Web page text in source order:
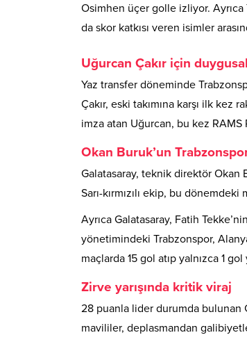
Osimhen üçer golle izliyor.
da skor katkısı veren isimler
Uğurcan Çakır için
Yaz transfer döneminde
Çakır, eski takımına karşı ilk kez
imza atan Uğurcan, bu kez RAMS
Okan Buruk’un
Galatasaray, teknik direktör Okan
Sarı-kırmızılı ekip, bu dönemdeki
Ayrıca Galatasaray, Fatih
yönetimindeki Trabzonspor,
maçlarda 15 gol atıp yalnızca 1 gol
Zirve yarışında kritik viraj
28 puanla lider durumda bulunan
mavililer, deplasmandan